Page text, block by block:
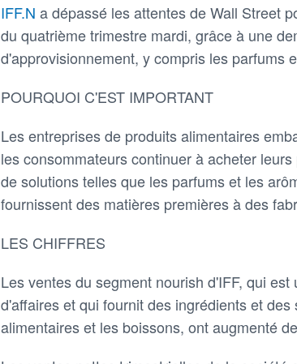
IFF.N a dépassé les attentes de Wall Street
du quatrième trimestre mardi, grâce à une
d'approvisionnement, y compris les parfums
POURQUOI C'EST IMPORTANT
Les entreprises de produits alimentaires
les consommateurs continuer à acheter
de solutions telles que les parfums et les
fournissent des matières premières à des
LES CHIFFRES
Les ventes du segment nourish d'IFF, qui
d'affaires et qui fournit des ingrédients et
alimentaires et les boissons, ont augmenté